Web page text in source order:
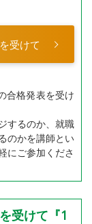
受けて
合格発表を受け
するのか、就職
のかを講師とい
にご参加くださ
受けて『1